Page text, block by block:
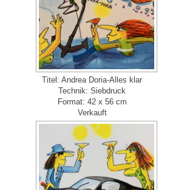
Titel: Andrea Doria-Alles klar
Technik: Siebdruck
Format: 42 x 56 cm
Verkauft